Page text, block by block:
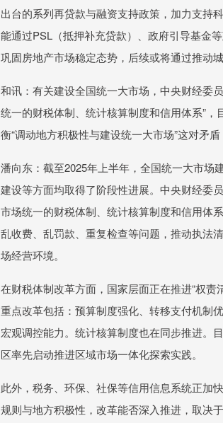
出台的系列再贷款与融资支持政策，加力支持
能通过PSL（抵押补充贷款）、政府引导基金
巩固房地产市场稳定态势，后续或将通过推动
和讯：有关建设全国统一大市场，中央财经委
统一的财税体制、统计核算制度和信用体系”
衡“调动地方积极性与建设统一大市场”这对矛盾
潘向东：截至2025年上半年，全国统一大市场
建设等方面均取得了阶段性进展。中央财经委
市场统一的财税体制、统计核算制度和信用体
乱收费、乱罚款、重复检查等问题，推动执法
场经营环境。
在财税体制改革方面，国家层面正在推进“权责
重点改革包括：预算制度强化、转移支付机制
宏观调控能力。统计核算制度也在同步推进。
区率先启动推进区域市场一体化探索实践。
此外，税务、环保、社保等信用信息系统正加
规则与地方积极性，改革能否深入推进，取决